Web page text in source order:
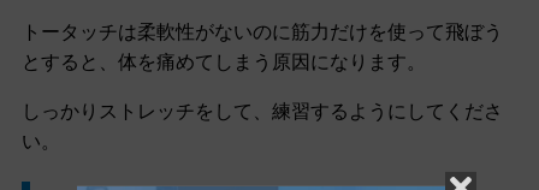
トータッチは柔軟性がないのに筋力だけを使って飛ぼう
とすると、体を痛めてしまう原因になります。
しっかりストレッチをして、練習するようにしてくださ
い。